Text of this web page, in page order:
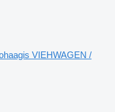
VIEHWAGEN /